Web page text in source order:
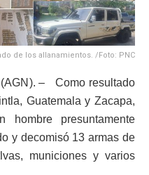
de los allanamientos. /Foto: PNC
– Como resultado
Guatemala y Zacapa,
hombre presuntamente
y decomisó 13 armas de
municiones y varios